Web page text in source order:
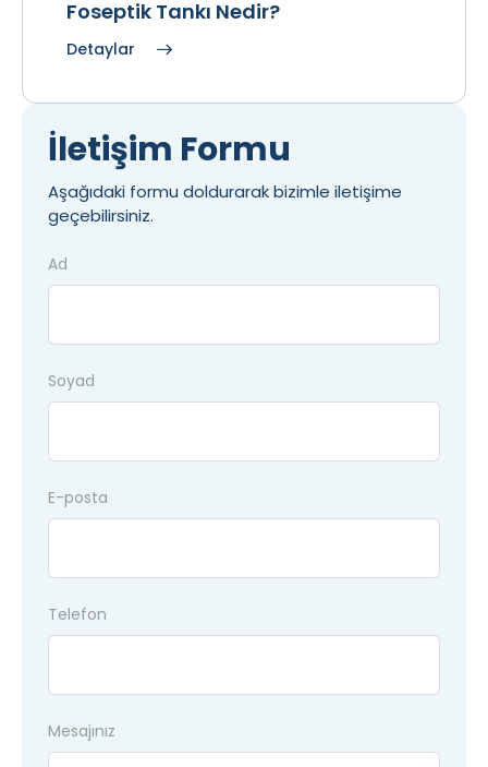
Foseptik Tankı Nedir?
Detaylar
İletişim Formu
Aşağıdaki formu doldurarak bizimle iletişime
geçebilirsiniz.
Ad
Soyad
E-posta
Telefon
Mesajınız